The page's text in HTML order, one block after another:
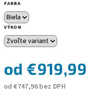
FARBA
VÝKON
od €919,99
od€747,96bez DPH